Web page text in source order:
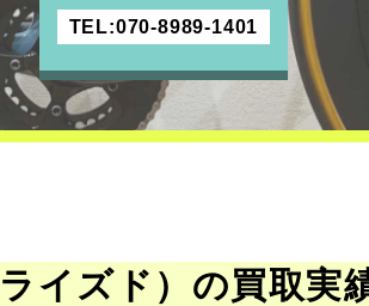
TEL:070-8989-1401
イズド）の買取実